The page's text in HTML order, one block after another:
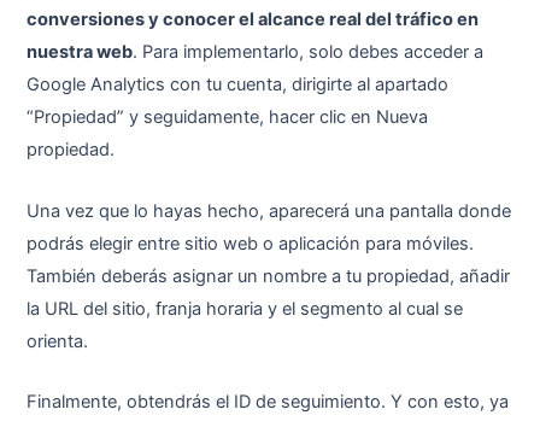
conversiones y conocer el alcance real del tráfico en
nuestra web. Para implementarlo, solo debes acceder a
Google Analytics con tu cuenta, dirigirte al apartado
“Propiedad” y seguidamente, hacer clic en Nueva
propiedad.
Una vez que lo hayas hecho, aparecerá una pantalla donde
podrás elegir entre sitio web o aplicación para móviles.
También deberás asignar un nombre a tu propiedad, añadir
la URL del sitio, franja horaria y el segmento al cual se
orienta.
Finalmente, obtendrás el ID de seguimiento. Y con esto, ya